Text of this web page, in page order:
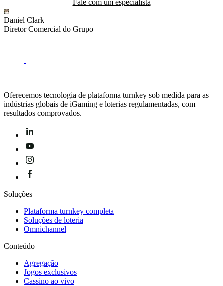
Fale com um especialista
Daniel Clark
Diretor Comercial do Grupo
Oferecemos tecnologia de plataforma turnkey sob medida para as
indústrias globais de iGaming e loterias regulamentadas, com
resultados comprovados.
Soluções
Plataforma turnkey completa
Soluções de loteria
Omnichannel
Conteúdo
Agregação
Jogos exclusivos
Cassino ao vivo